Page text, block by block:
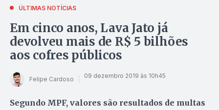
ÚLTIMAS NOTÍCIAS
Em cinco anos, Lava Jato já
devolveu mais de R$ 5 bilhões
aos cofres públicos
Felipe Cardoso 09 dezembro 2019 às 10h45
Segundo MPF, valores são resultados de multas